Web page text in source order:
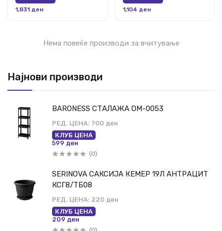
Најнови производи
BARONESS СТАЛАЖА ОМ-0053
РЕД. ЦЕНА: 700 ден
КЛУБ ЦЕНА
599 ден
(0)
SERINOVA САКСИЈА КЕМЕР 19Л АНТРАЦИТ
КСГ8/ТБ08
РЕД. ЦЕНА: 220 ден
КЛУБ ЦЕНА
209 ден
1,831 ден
1,104 ден
Нема повеќе производи за вчитување